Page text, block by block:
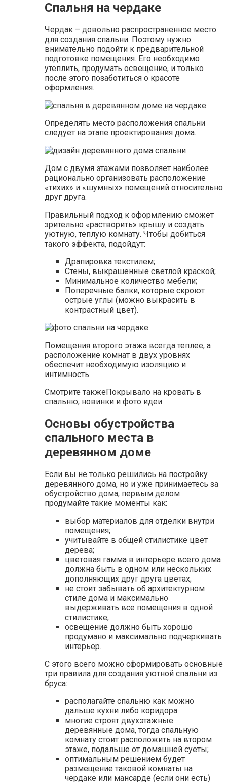
Спальня на чердаке
Чердак – довольно распространенное место
для создания спальни. Поэтому нужно
внимательно подойти к предварительной
подготовке помещения. Его необходимо
утеплить, продумать освещение, и только
после этого позаботиться о красоте
оформления.
Определять место расположения спальни
следует на этапе проектирования дома.
Дом с двумя этажами позволяет наиболее
рационально организовать расположение
«тихих» и «шумных» помещений относительно
друг друга.
Правильный подход к оформлению сможет
зрительно «растворить» крышу и создать
уютную, теплую комнату. Чтобы добиться
такого эффекта, подойдут:
Драпировка текстилем;
Стены, выкрашенные светлой краской;
Минимальное количество мебели;
Поперечные балки, которые скроют
острые углы (можно выкрасить в
контрастный цвет).
Помещения второго этажа всегда теплее, а
расположение комнат в двух уровнях
обеспечит необходимую изоляцию и
интимность.
Смотрите такжеПокрывало на кровать в
спальню, новинки и фото идеи
Основы обустройства
спального места в
деревянном доме
Если вы не только решились на постройку
деревянного дома, но и уже принимаетесь за
обустройство дома, первым делом
продумайте такие моменты как:
выбор материалов для отделки внутри
помещения;
учитывайте в общей стилистике цвет
дерева;
цветовая гамма в интерьере всего дома
должна быть в одном или нескольких
дополняющих друг друга цветах;
не стоит забывать об архитектурном
стиле дома и максимально
выдерживать все помещения в одной
стилистике;
освещение должно быть хорошо
продумано и максимально подчеркивать
интерьер.
С этого всего можно сформировать основные
три правила для создания уютной спальни из
бруса:
располагайте спальню как можно
дальше кухни либо коридора
многие строят двухэтажные
деревянные дома, тогда спальную
комнату стоит расположить на втором
этаже, подальше от домашней суеты;
оптимальным решением будет
размещение таковой комнаты на
чердаке или мансарде (если они есть)